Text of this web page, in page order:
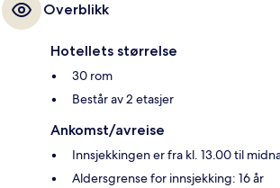
Overblikk
Hotellets størrelse
30 rom
Består av 2 etasjer
Ankomst/avreise
Innsjekkingen er fra kl. 13.00 til
Aldersgrense for innsjekking: 16 år